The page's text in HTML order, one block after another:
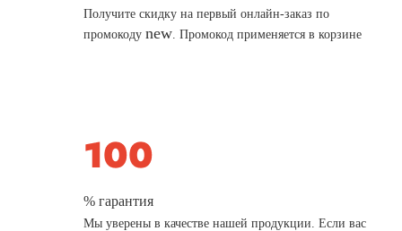
Получите скидку на первый онлайн-заказ по
промокодуnew. Промокод применяется в корзине
% гарантия
Мы уверены в качестве нашей продукции. Если вас